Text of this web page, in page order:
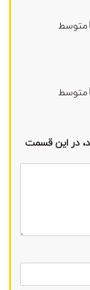
متوسط
متوسط
در این قسمت